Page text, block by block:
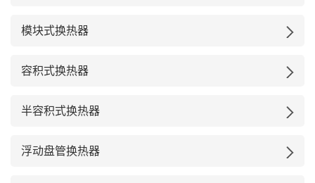
模块式换热器
容积式换热器
半容积式换热器
浮动盘管换热器